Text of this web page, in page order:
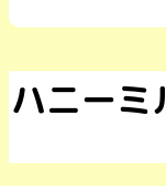
ハニー